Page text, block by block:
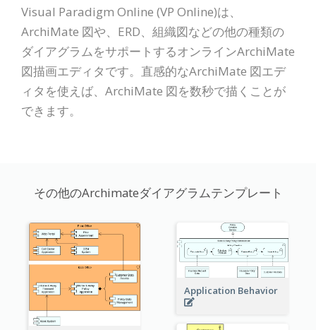
Visual Paradigm Online (VP Online)は、
ArchiMate 図や、ERD、組織図などの他の種類の
ダイアグラムをサポートするオンラインArchiMate
図描画エディタです。直感的なArchiMate 図エデ
ィタを使えば、ArchiMate 図を数秒で描くことが
できます。
その他のArchimateダイアグラムテンプレート
Application Behavior